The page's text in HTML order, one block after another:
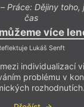
– Práce: Dějiny toho,
čas
více
Lukáš Senft
individualizací
problému v
rozhodnutích.